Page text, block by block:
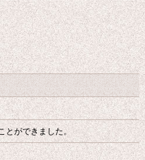
とができました。